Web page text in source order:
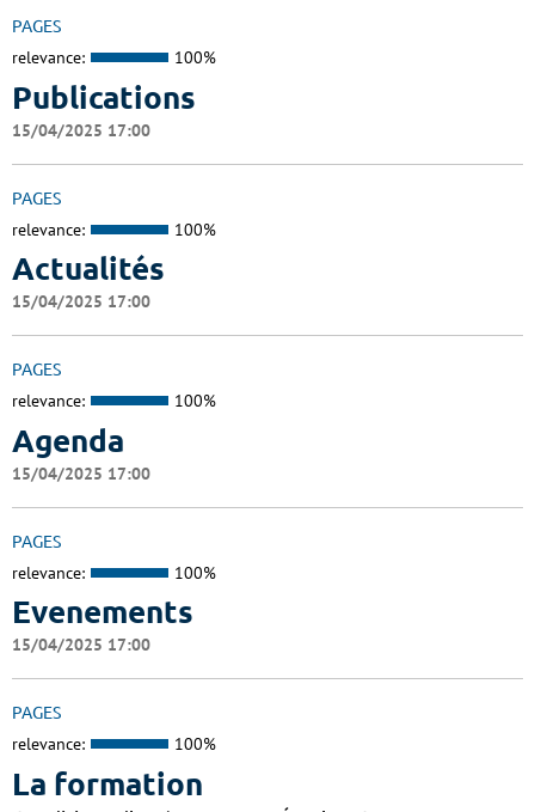
PAGES
relevance: 100%
Publications
15/04/2025 17:00
PAGES
relevance: 100%
Actualités
15/04/2025 17:00
PAGES
relevance: 100%
Agenda
15/04/2025 17:00
PAGES
relevance: 100%
Evenements
15/04/2025 17:00
PAGES
relevance: 100%
La formation